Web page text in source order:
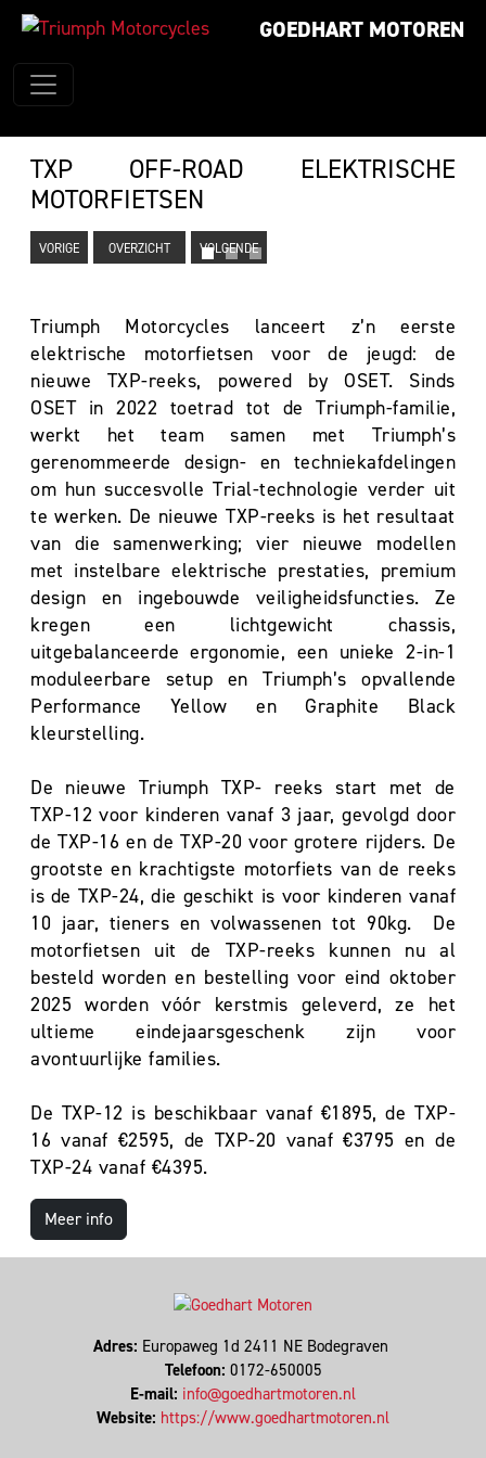
GOEDHART MOTOREN
TXP OFF-ROAD ELEKTRISCHE
MOTORFIETSEN
VORIGE OVERZICHT VOLGENDE
Triumph Motorcycles lanceert z’n eerste
elektrische motorfietsen voor de jeugd: de
nieuwe TXP-reeks, powered by OSET. Sinds
OSET in 2022 toetrad tot de Triumph-familie,
werkt het team samen met Triumph’s
gerenommeerde design- en techniekafdelingen
om hun succesvolle Trial-technologie verder uit
te werken. De nieuwe TXP-reeks is het resultaat
van die samenwerking; vier nieuwe modellen
met instelbare elektrische prestaties, premium
design en ingebouwde veiligheidsfuncties. Ze
kregen een lichtgewicht chassis,
uitgebalanceerde ergonomie, een unieke 2-in-1
moduleerbare setup en Triumph’s opvallende
Performance Yellow en Graphite Black
kleurstelling.
De nieuwe Triumph TXP- reeks start met de
TXP-12 voor kinderen vanaf 3 jaar, gevolgd door
de TXP-16 en de TXP-20 voor grotere rijders. De
grootste en krachtigste motorfiets van de reeks
is de TXP-24, die geschikt is voor kinderen vanaf
10 jaar, tieners en volwassenen tot 90kg. De
motorfietsen uit de TXP-reeks kunnen nu al
besteld worden en bestelling voor eind oktober
2025 worden vóór kerstmis geleverd, ze het
ultieme eindejaarsgeschenk zijn voor
avontuurlijke families.
De TXP-12 is beschikbaar vanaf €1895, de TXP-
16 vanaf €2595, de TXP-20 vanaf €3795 en de
TXP-24 vanaf €4395.
Meer info
Adres: Europaweg 1d 2411 NE Bodegraven
Telefoon: 0172-650005
E-mail: info@goedhartmotoren.nl
Website: https://www.goedhartmotoren.nl